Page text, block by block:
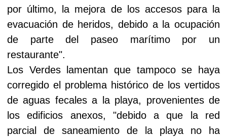
por último, la mejora de los accesos para la
evacuación de heridos, debido a la ocupación
de parte del paseo marítimo por un
restaurante".
Los Verdes lamentan que tampoco se haya
corregido el problema histórico de los vertidos
de aguas fecales a la playa, provenientes de
los edificios anexos, "debido a que la red
parcial de saneamiento de la playa no ha